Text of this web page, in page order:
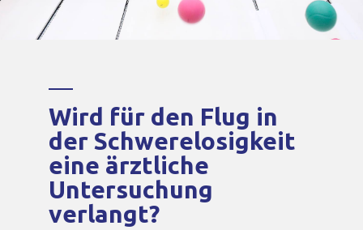
Wird für den Flug in
der Schwerelosigkeit
eine ärztliche
Untersuchung
verlangt?